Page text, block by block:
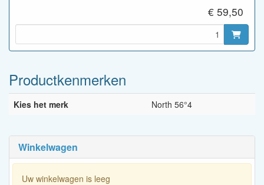
Winkelwagen
Uw winkelwagen is leeg
€ 59,50
Productkenmerken
Kies het merk North 56°4